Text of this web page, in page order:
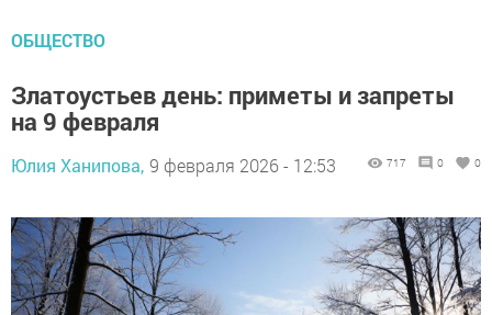
ОБЩЕСТВО
Златоустьев день: приметы и запреты
на 9 февраля
Юлия Ханипова, 9 февраля 2026 - 12:53 717 0 0